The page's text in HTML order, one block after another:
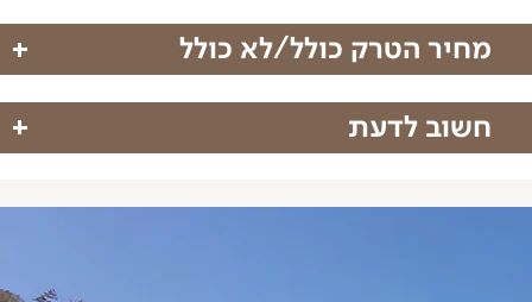
מחיר הטרק כולל/לא כולל
מחיר הטרק כולל
חשוב לדעת